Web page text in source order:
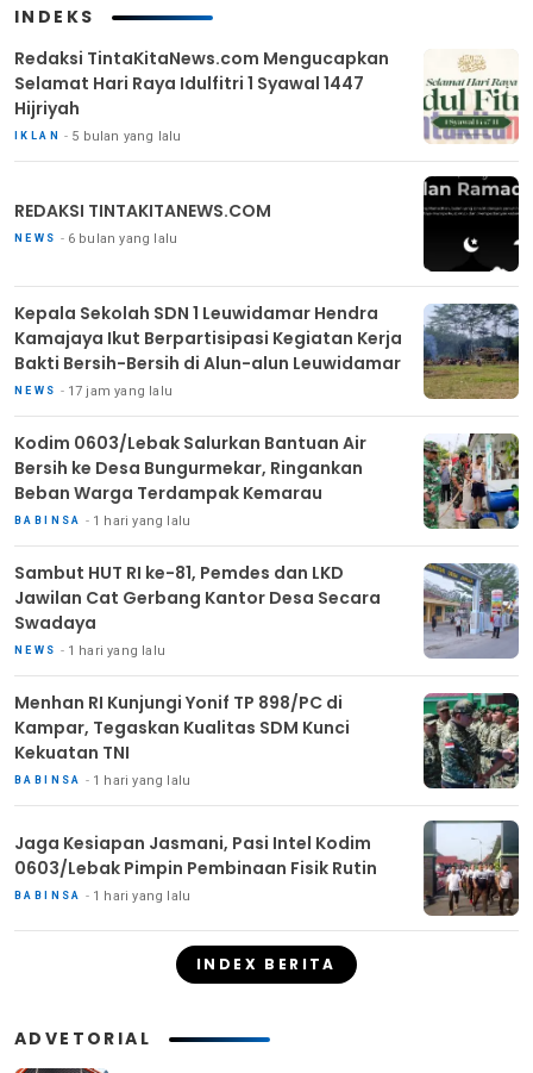
INDEKS
Redaksi TintaKitaNews.com Mengucapkan
Selamat Hari Raya Idulfitri 1 Syawal 1447
Hijriyah
IKLAN 5 bulan yang lalu
REDAKSI TINTAKITANEWS.COM
NEWS 6 bulan yang lalu
Kepala Sekolah SDN 1 Leuwidamar Hendra
Kamajaya Ikut Berpartisipasi Kegiatan Kerja
Bakti Bersih-Bersih di Alun-alun Leuwidamar
NEWS 17 jam yang lalu
Kodim 0603/Lebak Salurkan Bantuan Air
Bersih ke Desa Bungurmekar, Ringankan
Beban Warga Terdampak Kemarau
BABINSA 1 hari yang lalu
Sambut HUT RI ke-81, Pemdes dan LKD
Jawilan Cat Gerbang Kantor Desa Secara
Swadaya
NEWS 1 hari yang lalu
Menhan RI Kunjungi Yonif TP 898/PC di
Kampar, Tegaskan Kualitas SDM Kunci
Kekuatan TNI
BABINSA 1 hari yang lalu
Jaga Kesiapan Jasmani, Pasi Intel Kodim
0603/Lebak Pimpin Pembinaan Fisik Rutin
BABINSA 1 hari yang lalu
INDEX BERITA
ADVETORIAL